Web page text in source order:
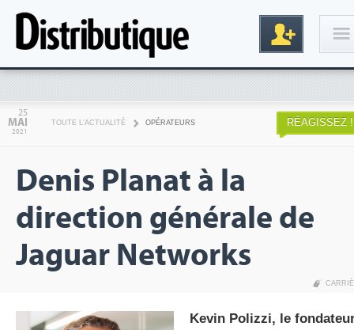
25
MAI
2021
TOUTE L'ACTUALITÉ OPÉRATEURS RÉAGISSEZ !
Denis Planat à la
direction générale de
Jaguar Networks
Kevin Polizzi, le